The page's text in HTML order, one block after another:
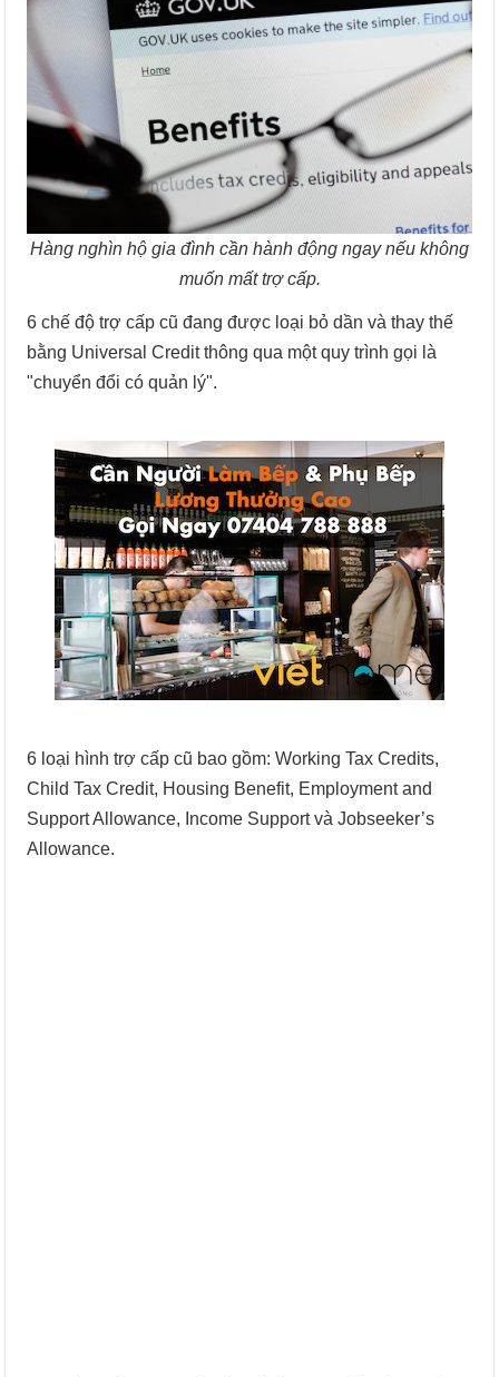
Hàng nghìn hộ gia đình cần hành động ngay nếu không
muốn mất trợ cấp.
6 chế độ trợ cấp cũ đang được loại bỏ dần và thay thế
bằng Universal Credit thông qua một quy trình gọi là
"chuyển đổi có quản lý".
6 loại hình trợ cấp cũ bao gồm: Working Tax Credits,
Child Tax Credit, Housing Benefit, Employment and
Support Allowance, Income Support và Jobseeker’s
Allowance.